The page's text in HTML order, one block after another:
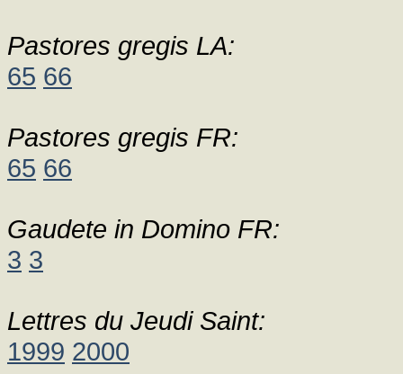
Pastores gregis LA:
65 66
Pastores gregis FR:
65 66
Gaudete in Domino FR:
3 3
Lettres du Jeudi Saint:
1999 2000